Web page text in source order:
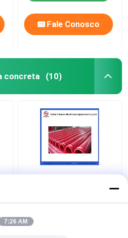
Fale Conosco
concreta (10)
7:26 AM